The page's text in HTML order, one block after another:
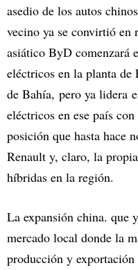
asedio de los autos
vecino ya se convirtió en
asiático ByD comenzará
eléctricos en la planta de
de Bahía, pero ya lidera
eléctricos en ese país
posición que hasta hace
Renault y, claro, la
híbridas en la región.
La expansión china. que
mercado local donde la
producción y exportación